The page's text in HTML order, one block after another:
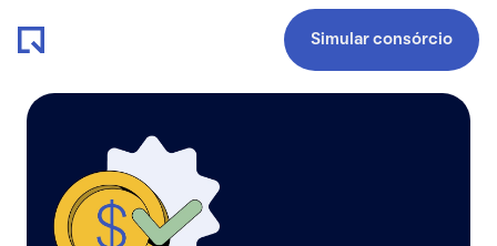
Simular consórcio